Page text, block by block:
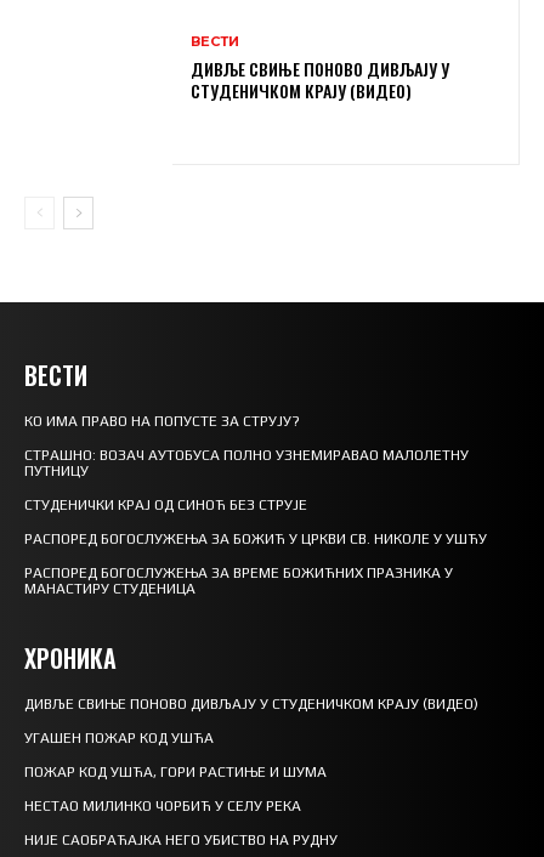
ВЕСТИ
ДИВЉЕ СВИЊЕ ПОНОВО ДИВЉАЈУ У
СТУДЕНИЧКОМ КРАЈУ (ВИДЕО)
ВЕСТИ
КО ИМА ПРАВО НА ПОПУСТЕ ЗА СТРУЈУ?
СТРАШНО: ВОЗАЧ АУТОБУСА ПОЛНО УЗНЕМИРАВАО МАЛОЛЕТНУ
ПУТНИЦУ
СТУДЕНИЧКИ КРАЈ ОД СИНОЋ БЕЗ СТРУЈЕ
РАСПОРЕД БОГОСЛУЖЕЊА ЗА БОЖИЋ У ЦРКВИ СВ. НИКОЛЕ У УШЋУ
РАСПОРЕД БОГОСЛУЖЕЊА ЗА ВРЕМЕ БОЖИЋНИХ ПРАЗНИКА У
МАНАСТИРУ СТУДЕНИЦА
ХРОНИКА
ДИВЉЕ СВИЊЕ ПОНОВО ДИВЉАЈУ У СТУДЕНИЧКОМ КРАЈУ (ВИДЕО)
УГАШЕН ПОЖАР КОД УШЋА
ПОЖАР КОД УШЋА, ГОРИ РАСТИЊЕ И ШУМА
НЕСТАО МИЛИНКО ЧОРБИЋ У СЕЛУ РЕКА
НИЈЕ САОБРАЋАЈКА НЕГО УБИСТВО НА РУДНУ